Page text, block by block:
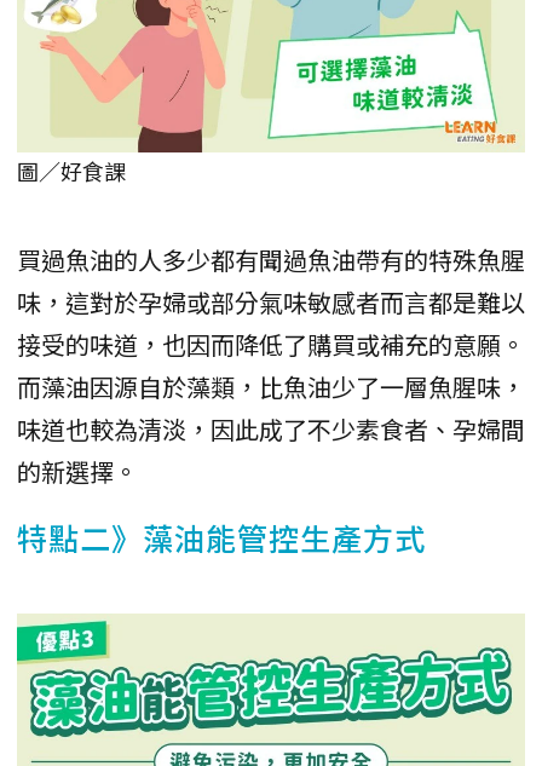
圖／好食課
買過魚油的人多少都有聞過魚油帶有的特殊魚腥
味，這對於孕婦或部分氣味敏感者而言都是難以
接受的味道，也因而降低了購買或補充的意願。
而藻油因源自於藻類，比魚油少了一層魚腥味，
味道也較為清淡，因此成了不少素食者、孕婦間
的新選擇。
特點二》藻油能管控生產方式